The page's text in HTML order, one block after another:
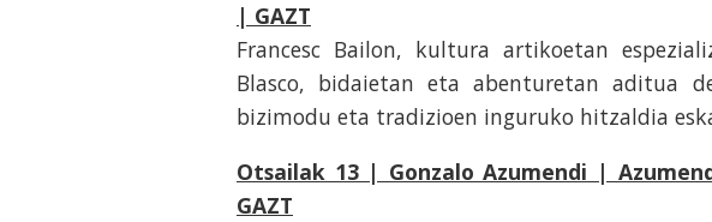
| GAZT
Francesc Bailon, kultura artikoetan
Blasco, bidaietan eta abenturetan aditua
bizimodu eta tradizioen inguruko hitzaldia
Otsailak 13 | Gonzalo Azumendi |
GAZT